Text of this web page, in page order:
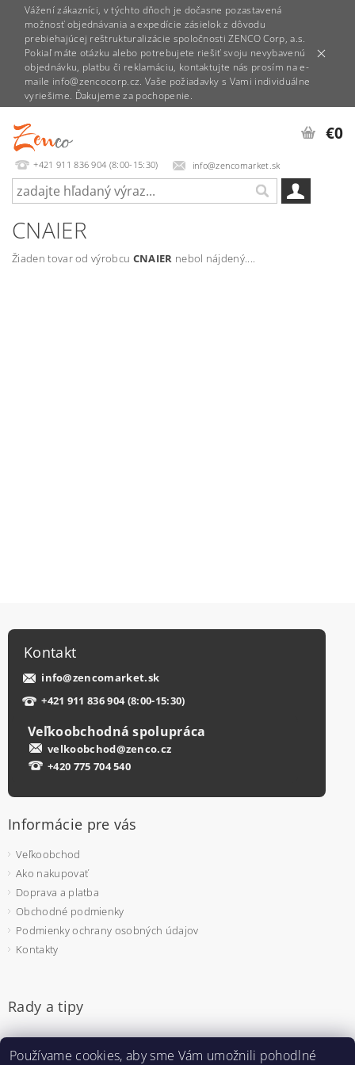
Vážení zákazníci, v týchto dňoch je dočasne pozastavená
možnosť objednávania a expedície zásielok z dôvodu
prebiehajúcej reštrukturalizácie spoločnosti ZENCO Corp, a.s.
Pokiaľ máte otázku alebo potrebujete riešiť svoju nevybavenú
objednávku, platbu či reklamáciu, kontaktujte nás prosím na e-
maile info@zencocorp.cz. Vaše požiadavky s Vami individuálne
vyriešime. Ďakujeme za pochopenie.
+421 911 836 904 (8:00-15:30) info@zencomarket.sk
€0
CNAIER
Žiaden tovar od výrobcu CNAIER nebol nájdený....
Kontakt
info@zencomarket.sk
+421 911 836 904 (8:00-15:30)
Veľkoobchodná spolupráca
velkoobchod@zenco.cz
+420 775 704 540
Informácie pre vás
Veľkoobchod
Ako nakupovať
Doprava a platba
Obchodné podmienky
Podmienky ochrany osobných údajov
Kontakty
Rady a tipy
Používame cookies, aby sme Vám umožnili pohodlné